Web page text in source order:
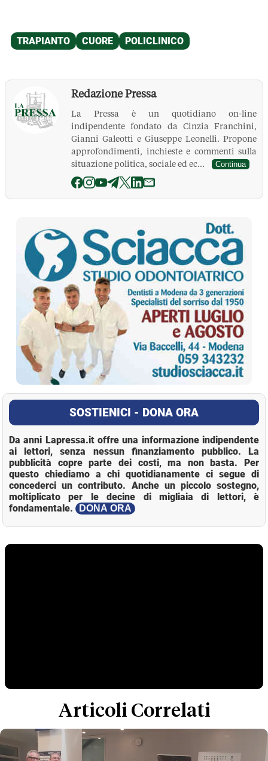
Redazione Pressa
La Pressa è un quotidiano on-line
indipendente fondato da Cinzia Franchini,
Gianni Galeotti e Giuseppe Leonelli. Propone
approfondimenti, inchieste e commenti sulla
situazione politica, sociale ed ec...
Continua
SOSTIENICI - DONA ORA
Da anni Lapressa.it offre una informazione indipendente
ai lettori, senza nessun finanziamento pubblico. La
pubblicità copre parte dei costi, ma non basta. Per
questo chiediamo a chi quotidianamente ci segue di
concederci un contributo. Anche un piccolo sostegno,
moltiplicato per le decine di migliaia di lettori, è
fondamentale.
DONA ORA
Articoli Correlati